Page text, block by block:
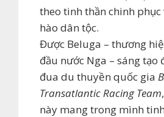
theo tinh thần chinh
hào dân tộc.
Được Beluga – thương
đầu nước Nga – sáng tạo
đua du thuyền quốc gia
Transatlantic Racing Team
này mang trong mình